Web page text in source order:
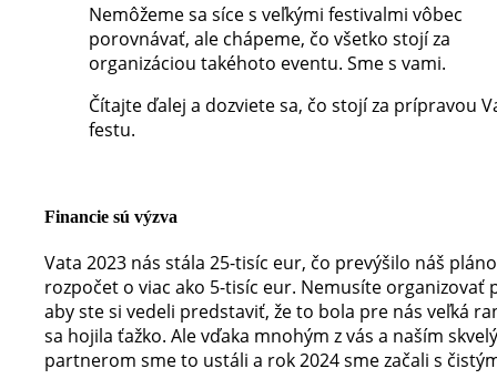
Nemôžeme sa síce s veľkými festivalmi vôbec
porovnávať, ale chápeme, čo všetko stojí za
organizáciou takéhoto eventu. Sme s vami.
Čítajte ďalej a dozviete sa, čo stojí za prípravou
festu.
Financie sú výzva
Vata 2023 nás stála 25-tisíc eur, čo prevýšilo náš
rozpočet o viac ako 5-tisíc eur. Nemusíte organizovať
aby ste si vedeli predstaviť, že to bola pre nás veľká
sa hojila ťažko. Ale vďaka mnohým z vás a naším
partnerom sme to ustáli a rok 2024 sme začali s